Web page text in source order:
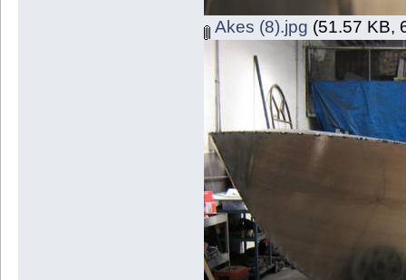
Akes (8).jpg (51.57 KB,